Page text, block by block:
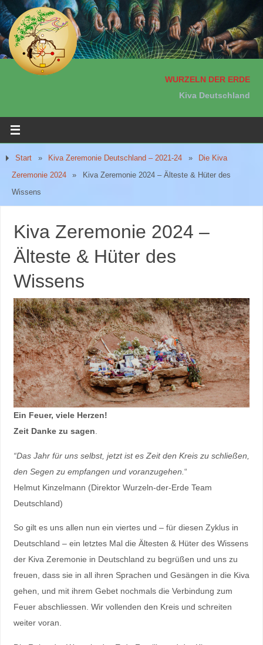
WURZELN DER ERDE
Kiva Deutschland
Start » Kiva Zeremonie Deutschland – 2021-24 »
Die Kiva
Zeremonie 2024
»
Kiva Zeremonie 2024 – Älteste & Hüter des
Wissens
Kiva Zeremonie 2024 –
Älteste & Hüter des
Wissens
Ein Feuer, viele Herzen!
Zeit Danke zu sagen.
“Das Jahr für uns selbst, jetzt ist es Zeit den Kreis zu schließen,
den Segen zu empfangen und voranzugehen. “
Helmut Kinzelmann (Direktor Wurzeln-der-Erde Team
Deutschland)
So gilt es uns allen nun ein viertes und – für diesen Zyklus in
Deutschland – ein letztes Mal die Ältesten & Hüter des Wissens
der Kiva Zeremonie in Deutschland zu begrüßen und uns zu
freuen, dass sie in all ihren Sprachen und Gesängen in die Kiva
gehen, und mit ihrem Gebet nochmals die Verbindung zum
Feuer abschliessen. Wir vollenden den Kreis und schreiten
weiter voran.